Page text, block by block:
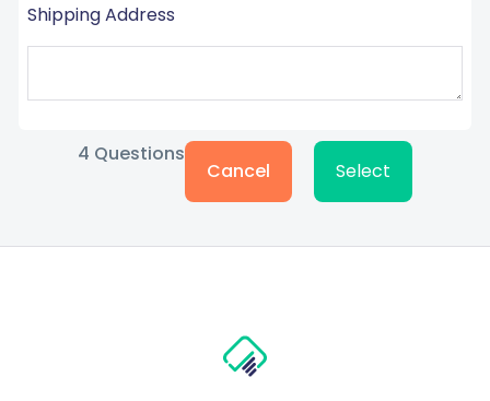
Shipping Address
4 Questions
Cancel Select